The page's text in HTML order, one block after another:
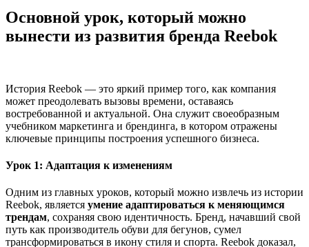
Основной урок, который можно
вынести из развития бренда Reebok
История Reebok — это яркий пример того, как компания
может преодолевать вызовы времени, оставаясь
востребованной и актуальной. Она служит своеобразным
учебником маркетинга и брендинга, в котором отражены
ключевые принципы построения успешного бизнеса.
Урок 1: Адаптация к изменениям
Одним из главных уроков, который можно извлечь из истории
Reebok, является умение адаптироваться к меняющимся
трендам, сохраняя свою идентичность. Бренд, начавший свой
путь как производитель обуви для бегунов, сумел
трансформироваться в икону стиля и спорта. Reebok доказал,